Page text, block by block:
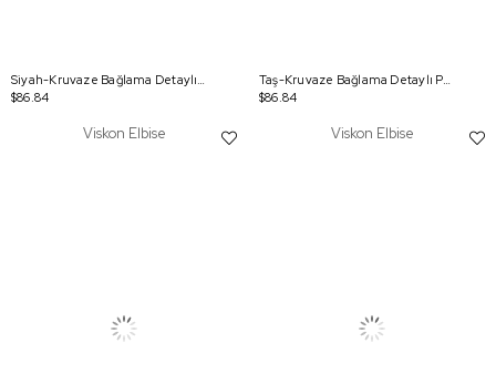
Siyah-Kruvaze Bağlama Detaylı Pantolonlu Takım
$86.84
Taş-Kruvaze Bağlama Detaylı Pantolonlu Takım
$86.84
Viskon Elbise Viskon Elbise